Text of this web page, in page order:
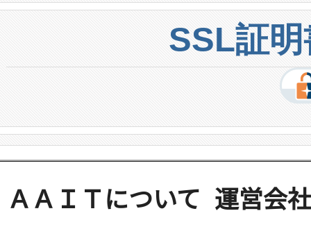
SSL証
ＡＡＩＴについて 運営会社